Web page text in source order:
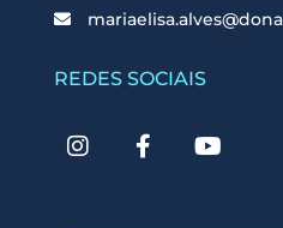
REDES SOCIAIS